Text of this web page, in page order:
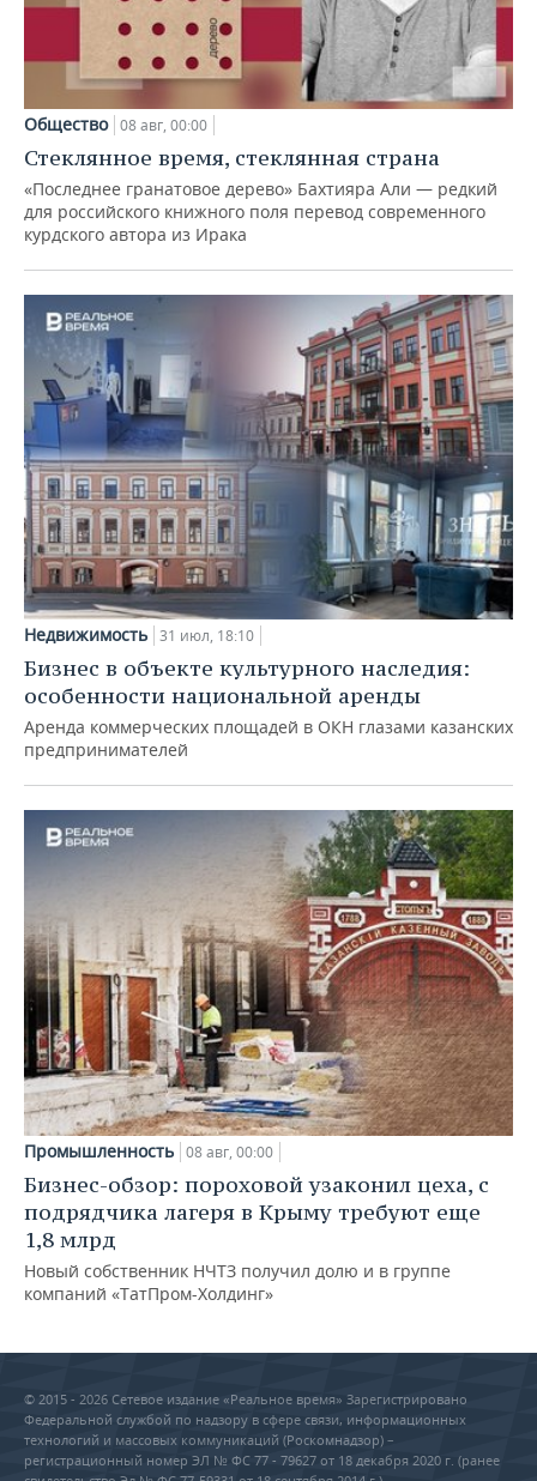
Общество 08 авг, 00:00
Стеклянное время, стеклянная страна
«Последнее гранатовое дерево» Бахтияра Али — редкий
для российского книжного поля перевод современного
курдского автора из Ирака
Недвижимость 31 июл, 18:10
Бизнес в объекте культурного наследия:
особенности национальной аренды
Аренда коммерческих площадей в ОКН глазами казанских
предпринимателей
Промышленность 08 авг, 00:00
Бизнес-обзор: пороховой узаконил цеха, с
подрядчика лагеря в Крыму требуют еще
1,8 млрд
Новый собственник НЧТЗ получил долю и в группе
компаний «ТатПром-Холдинг»
© 2015 - 2026 Сетевое издание «Реальное время» Зарегистрировано
Федеральной службой по надзору в сфере связи, информационных
технологий и массовых коммуникаций (Роскомнадзор) –
регистрационный номер ЭЛ № ФС 77 - 79627 от 18 декабря 2020 г. (ранее